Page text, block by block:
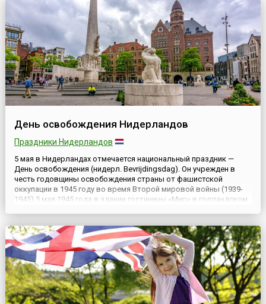
фонарями...
День освобождения Нидерландов
Праздники Нидерландов
5 мая в Нидерландах отмечается национальный праздник —
День освобождения (нидерл. Bevrijdingsdag). Он учрежден в
честь годовщины освобождения страны от фашистской
оккупации в 1945 году во время Второй мировой войны (1939-
1945).5 мая 1945 года в здании гостиницы «Мир» в голландском